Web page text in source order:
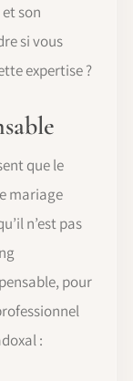
son
si vous
expertise ?
que le
mariage
n’est pas
pour
: